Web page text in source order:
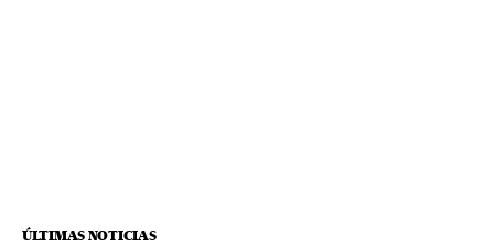
ÚLTIMAS NOTICIAS